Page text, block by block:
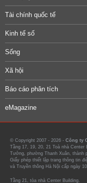
Tài chính quốc tế
Kinh tế số
Sống
Xã hội
Báo cáo phân tích
eMagazine
© Copyright 2007 - 2026 - Công ty
Tầng 17, 19, 20, 21 Toà nhà
Tưởng, phường Thanh Xuân, thành
Giấy phép thiết lập trang thông tin
và Truyền thông Hà Nội cấp ngày
Tầng 21, tòa nhà Center Building.